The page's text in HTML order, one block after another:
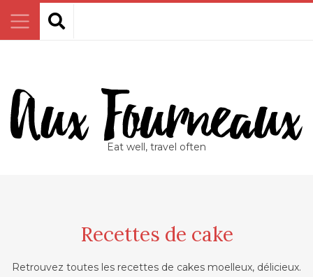
Eat well, travel often
Recettes de cake
Retrouvez toutes les recettes de cakes moelleux, délicieux.